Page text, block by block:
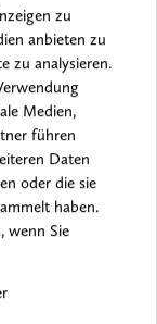
zu
anbieten zu
zu analysieren.
Medien,
führen
Daten
oder die sie
haben.
wenn Sie
Jordaens.
zu Pulver
sich
kräftiger,
aufschwemmen
Man hat also bald
»crayon rouge«
Wischer
Pinsel laviert
Spontaneität